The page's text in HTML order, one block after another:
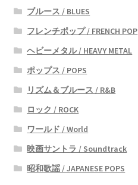
ブルース / BLUES
フレンチポップ / FRENCH POP
ヘビーメタル / HEAVY METAL
ポップス / POPS
リズム＆ブルース / R&B
ロック / ROCK
ワールド / World
映画サントラ / Soundtrack
昭和歌謡 / JAPANESE POPS